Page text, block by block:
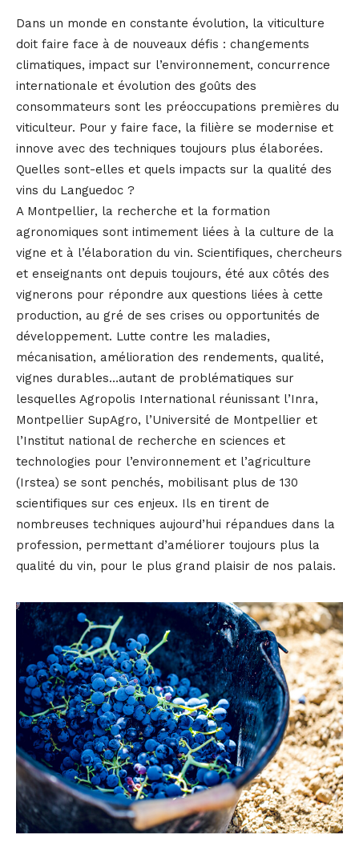
Dans un monde en constante évolution, la viticulture
doit faire face à de nouveaux défis : changements
climatiques, impact sur l’environnement, concurrence
internationale et évolution des goûts des
consommateurs sont les préoccupations premières du
viticulteur. Pour y faire face, la filière se modernise et
innove avec des techniques toujours plus élaborées.
Quelles sont-elles et quels impacts sur la qualité des
vins du Languedoc ?
A Montpellier, la recherche et la formation
agronomiques sont intimement liées à la culture de la
vigne et à l’élaboration du vin. Scientifiques, chercheurs
et enseignants ont depuis toujours, été aux côtés des
vignerons pour répondre aux questions liées à cette
production, au gré de ses crises ou opportunités de
développement. Lutte contre les maladies,
mécanisation, amélioration des rendements, qualité,
vignes durables…autant de problématiques sur
lesquelles Agropolis International réunissant l’Inra,
Montpellier SupAgro, l’Université de Montpellier et
l’Institut national de recherche en sciences et
technologies pour l’environnement et l’agriculture
(Irstea) se sont penchés, mobilisant plus de 130
scientifiques sur ces enjeux. Ils en tirent de
nombreuses techniques aujourd’hui répandues dans la
profession, permettant d’améliorer toujours plus la
qualité du vin, pour le plus grand plaisir de nos palais.